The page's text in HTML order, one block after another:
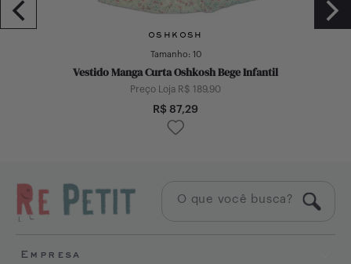
OSHKOSH
Tamanho: 10
Vestido Manga Curta Oshkosh Bege Infantil
Preço Loja R$ 189,90
R$ 87,29
Empresa